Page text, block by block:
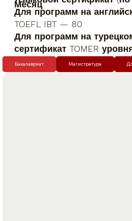
Месяц
Для программ на
TOEFL IBT — 80
Для программ на
сертификат TOMER
Бакалавриат Магистратура